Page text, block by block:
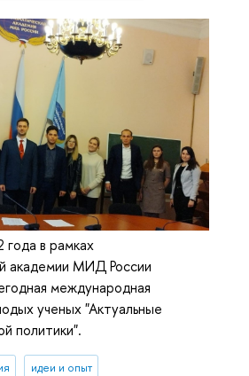
в рамках
академии МИД России
международная
ученых "Актуальные
политики".
идеи и опыт